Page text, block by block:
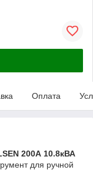
Оплата
200А 10.8кВА
для ручной